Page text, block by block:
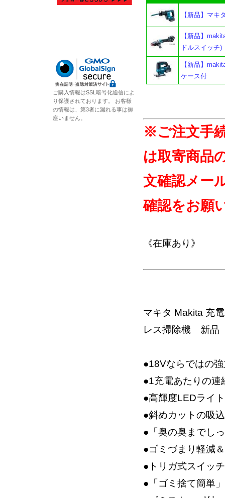
【新品】マ
【新品】
ドルスイッ
【新品】
ケース付
※ご注文手
は取寄商品
文確認メー
確認をお願
《在庫あり》
マキタ Makita 充
レス掃除機 新品
●18Vならではの
●1充電あたりの連
●高輝度LEDライ
●斜めカットの吸
●「奥の奥までし
●ゴミづまり軽減
●トリガ式スイッチ
●「ゴミ捨て簡単
ご購入情報はSSL暗号化通信によ
り保護されております。 お客様
の情報は、第3者に漏れる事は御
座いません。